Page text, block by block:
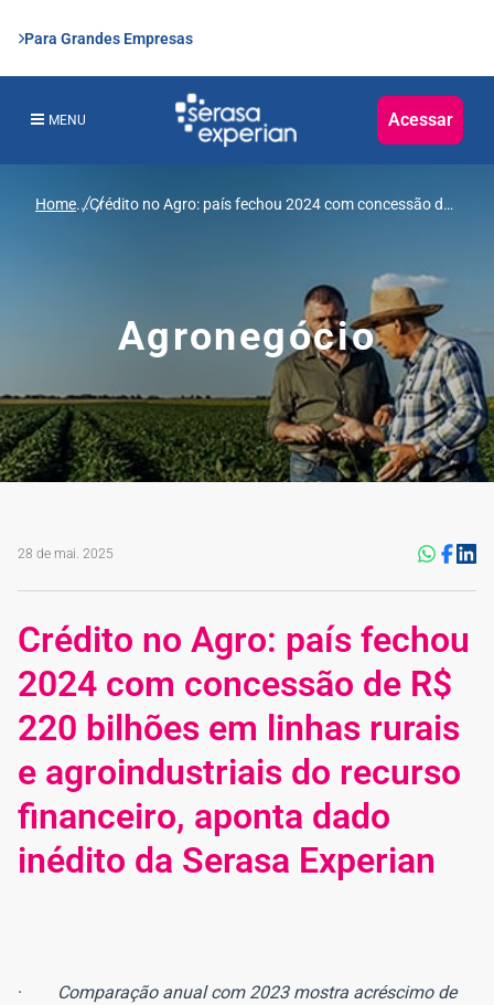
Para Grandes Empresas
MENU Acessar
Home...Crédito no Agro: país fechou 2024 com concessão de
Agronegócio
28 de mai. 2025
Crédito no Agro: país fechou
2024 com concessão de R$
220 bilhões em linhas rurais
e agroindustriais do recurso
financeiro, aponta dado
inédito da Serasa Experian
·
Comparação anual com 2023 mostra acréscimo de